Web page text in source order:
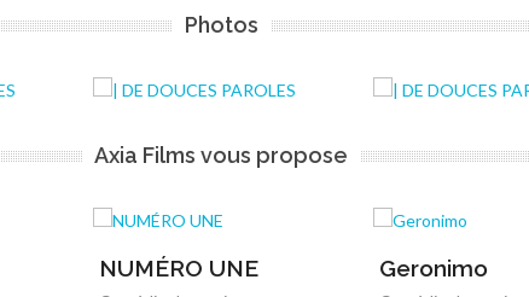
Photos
Axia Films vous propose
NUMÉRO UNE Geronimo